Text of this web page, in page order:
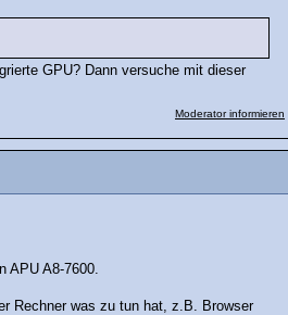
GPU? Dann versuche mit dieser
Moderator informieren
APU A8-7600.
Rechner was zu tun hat, z.B. Browser